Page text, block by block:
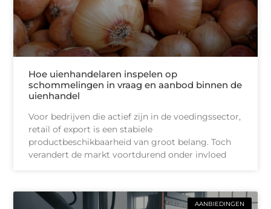
Hoe uienhandelaren inspelen op
schommelingen in vraag en aanbod binnen de
uienhandel
Voor bedrijven die actief zijn in de voedingssector,
retail of export is een stabiele
productbeschikbaarheid van groot belang. Toch
verandert de markt voortdurend onder invloed
AANBIEDINGEN